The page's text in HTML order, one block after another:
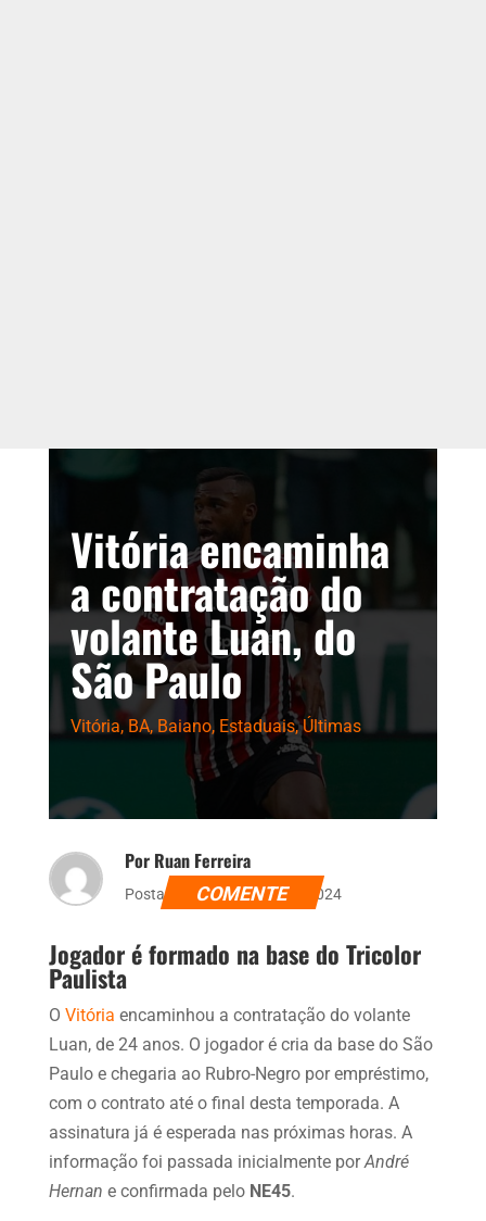
Vitória encaminha
a contratação do
volante Luan, do
São Paulo
Vitória,BA, Baiano, Estaduais,Últimas
Por Ruan Ferreira
Postado dia 5 de março de 2024
COMENTE
Jogador é formado na base do Tricolor
Paulista
O Vitória encaminhou a contratação do volante
Luan, de 24 anos. O jogador é cria da base do São
Paulo e chegaria ao Rubro-Negro por empréstimo,
com o contrato até o final desta temporada. A
assinatura já é esperada nas próximas horas. A
informação foi passada inicialmente porAndré
Hernan e confirmada pelo NE45.